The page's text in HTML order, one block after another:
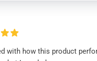
with how this product